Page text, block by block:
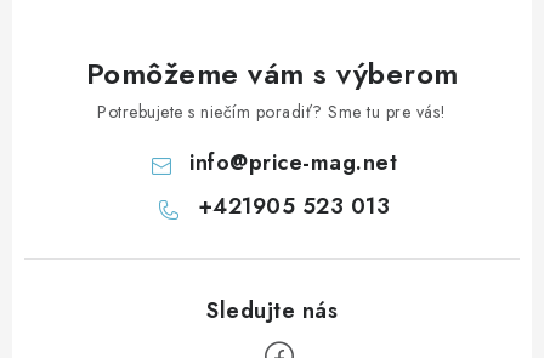
Pomôžeme vám s výberom
Potrebujete s niečím poradiť? Sme tu pre vás!
info@price-mag.net
+421905 523 013